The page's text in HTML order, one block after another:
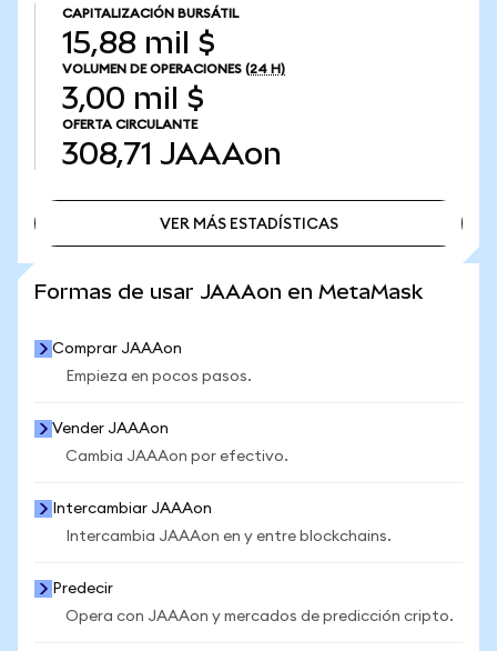
CAPITALIZACIÓN BURSÁTIL
15,88 mil $
VOLUMEN DE OPERACIONES (24 H)
3,00 mil $
OFERTA CIRCULANTE
308,71 JAAAon
VER MÁS ESTADÍSTICAS
Formas de usar JAAAon en MetaMask
Comprar JAAAon
Empieza en pocos pasos.
Vender JAAAon
Cambia JAAAon por efectivo.
Intercambiar JAAAon
Intercambia JAAAon en y entre blockchains.
Predecir
Opera con JAAAon y mercados de predicción cripto.